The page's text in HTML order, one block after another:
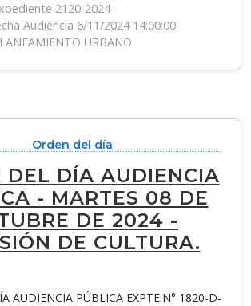
2120-2024
Audiencia 6/11/2024 14:00:00
URBANO
Orden del día
DEL DÍA AUDIENCIA
- MARTES 08 DE
DE 2024 -
DE CULTURA.
AUDIENCIA PÚBLICA EXPTE.N° 1820-D-